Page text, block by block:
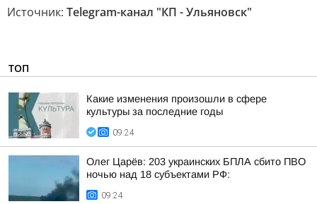
Источник: Telegram-канал "КП - Ульяновск"
ТОП
Какие изменения произошли в сфере
культуры за последние годы
09:24
Олег Царёв: 203 украинских БПЛА сбито ПВО
ночью над 18 субъектами РФ:
09:24